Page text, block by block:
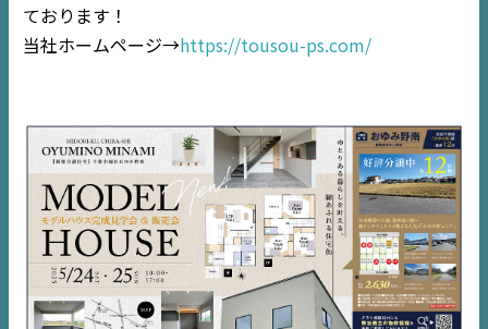
市原エリア
内房エリア
デジタルサイネージ
不動産一括査定
コラム
ております！
当社ホームページ→https://tousou-ps.com/